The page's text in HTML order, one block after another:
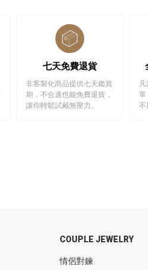
七天免費退貨
非客製化商品提供七天鑑賞
期，不合適也能免費退貨，
讓你輕鬆試戴無壓力。
單
不
COUPLE JEWELRY
情侶對鍊